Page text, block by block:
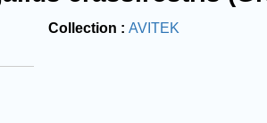
Collection AVITEK